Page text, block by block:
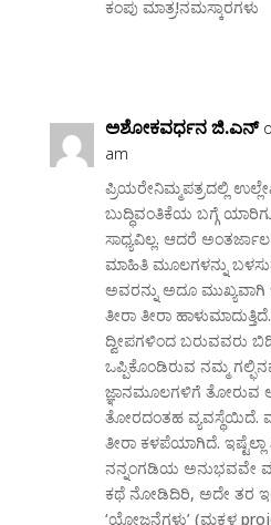
ಕಂಪು ಮಾತ್ರ!ನಮಸ್ಕಾರಗಳು
ಅಶೋಕವರ್ಧನ ಜಿ.ಎನ್
am
ಪ್ರಿಯರೇನಿಮ್ಮಪತ್ರದಲ್ಲಿ
ಬುದ್ಧಿವಂತಿಕೆಯ ಬಗ್ಗೆ
ಸಾಧ್ಯವಿಲ್ಲ. ಆದರೆ
ಮಾಹಿತಿ ಮೂಲಗಳನ್ನು
ಅವರನ್ನು ಅದೂ
ತೀರಾ ತೀರಾ
ದ್ವೀಪಗಳಿಂದ ಬರುವವರು
ಒಪ್ಪಿಕೊಂಡಿರುವ ನಮ್ಮ
ಜ್ಞಾನಮೂಲಗಳಿಗೆ ತೋರುವ
ತೋರದಂತಹ ವ್ಯವಸ್ಥೆಯಿದೆ.
ತೀರಾ ಕಳಪೆಯಾಗಿದೆ.
ನನ್ನಂಗಡಿಯ ಅನುಭವವೇ
ಕಥೆ ನೋಡಿದಿರಿ, ಅದೇ ತರ
‘ಯೋಜನೆಗಳು’ (ಮಕ್ಕಳ